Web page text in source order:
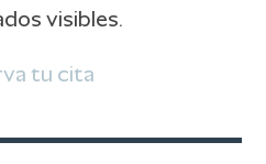
visibles.
tu cita